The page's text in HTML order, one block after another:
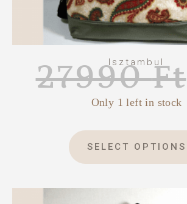
Isztambul
27990Ft
Only 1 left in stock
SELECT OPTIONS